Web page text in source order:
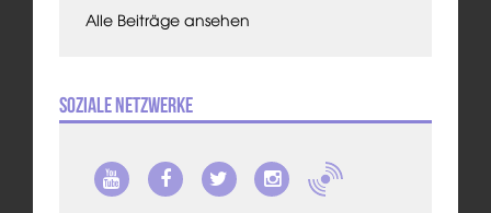
Alle Beiträge ansehen
Soziale Netzwerke